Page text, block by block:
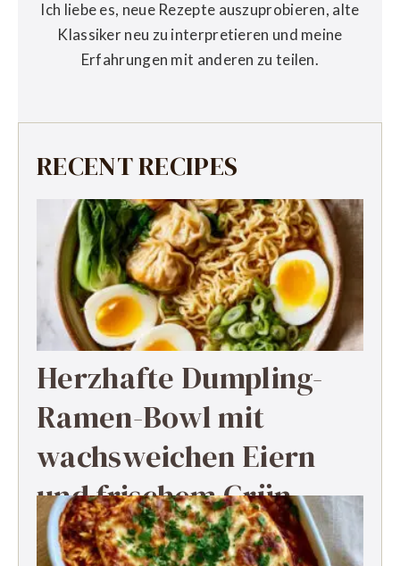
Ich liebe es, neue Rezepte auszuprobieren, alte
Klassiker neu zu interpretieren und meine
Erfahrungen mit anderen zu teilen.
RECENT RECIPES
Herzhafte Dumpling-
Ramen-Bowl mit
wachsweichen Eiern
und frischem Grün